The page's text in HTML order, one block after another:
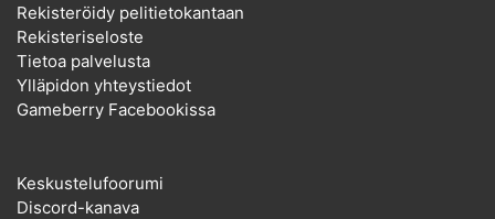
Rekisteröidy pelitietokantaan
Rekisteriseloste
Tietoa palvelusta
Ylläpidon yhteystiedot
Gameberry Facebookissa
Keskustelufoorumi
Discord-kanava